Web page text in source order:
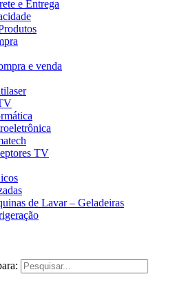
e Entrega
e venda
TV
de Lavar – Geladeiras